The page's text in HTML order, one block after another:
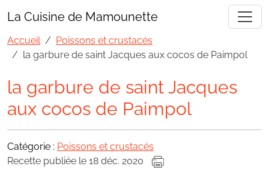
La Cuisine de Mamounette
Accueil
Poissons et crustacés
la garbure de saint Jacques aux cocos de Paimpol
la garbure de saint Jacques
aux cocos de Paimpol
Catégorie : Poissons et crustacés
Recette publiée le 18 déc. 2020